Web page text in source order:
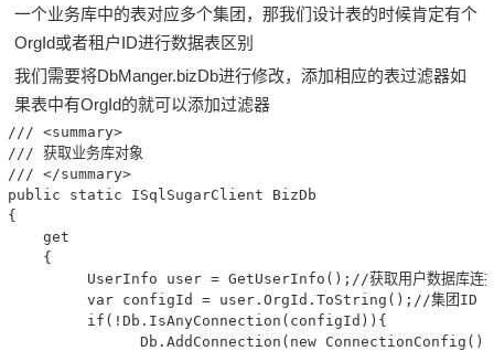
一个业务库中的表对应多个集团，那我们设计表的时候肯定有个
OrgId或者租户ID进行数据表区别
我们需要将DbManger.bizDb进行修改，添加相应的表过滤器如
果表中有OrgId的就可以添加过滤器
/// <summary>
/// 获取业务库对象
/// </summary>
public static ISqlSugarClient BizDb
{
    get
    {
UserInfo user = GetUserInfo();//获取用户数据库连接
var configId = user.OrgId.ToString();//集团ID（
         if(!Db.IsAnyConnection(configId)){
Db.AddConnection(new